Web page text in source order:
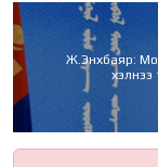
Ж.Энхбаяр:
хэлнээ